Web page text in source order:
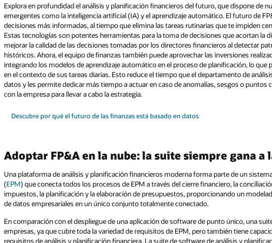
Explora en profundidad el análisis y planificación financieros del futuro, que dispone de
emergentes como la inteligencia artificial (IA) y el aprendizaje automático. El futuro de
decisiones más informadas, al tiempo que elimina las tareas rutinarias que te impiden
Estas tecnologías son potentes herramientas para la toma de decisiones que acortan la
mejorar la calidad de las decisiones tomadas por los directores financieros al detectar
históricos. Ahora, el equipo de finanzas también puede aprovechar las inversiones
integrando los modelos de aprendizaje automático en el proceso de planificación, lo
en el contexto de sus tareas diarias. Esto reduce el tiempo que el departamento de
datos y les permite dedicar más tiempo a actuar en caso de anomalías, sesgos o
con la empresa para llevar a cabo la estrategia.
Descubre por qué el futuro de las finanzas está basado en datos
Adoptar FP&A en la nube: la suite siempre gana
Una plataforma de análisis y planificación financieros moderna forma parte de un
(EPM) que conecta todos los procesos de EPM a través del cierre financiero, la
impuestos, la planificación y la elaboración de presupuestos, proporcionando un
de datos empresariales en un único conjunto totalmente conectado.
En comparación con el despliegue de una aplicación de software de punto único, una
empresas, ya que cubre toda la variedad de requisitos de EPM, pero también tiene
requisitos de análisis y planificación financiera. La suite de software de análisis y